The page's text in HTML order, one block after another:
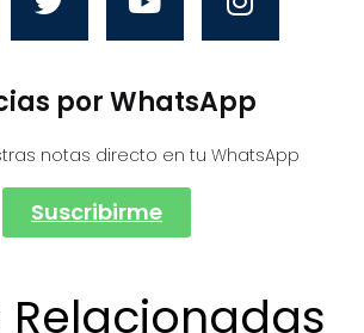
por WhatsApp
notas directo en tu WhatsApp
Suscribirme
Relacionadas